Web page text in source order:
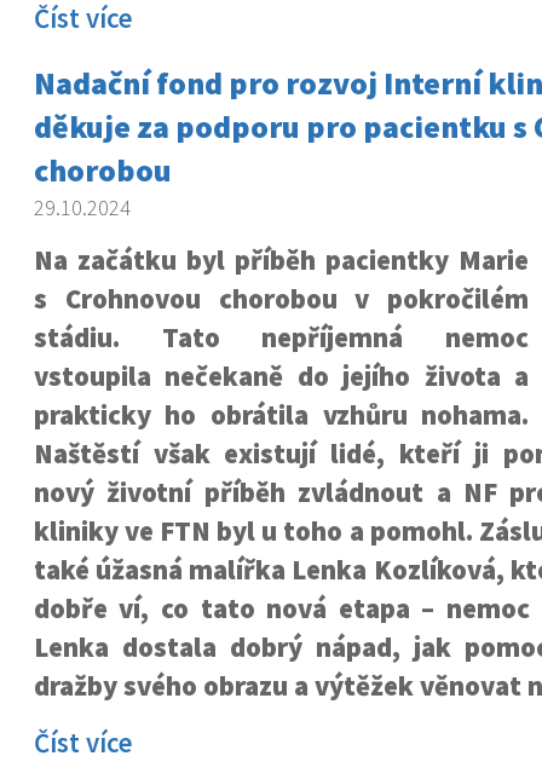
Číst více
Nadační fond pro rozvoj Interní
děkuje za podporu pro pacientku s
chorobou
29.10.2024
Na začátku byl příběh pacientky Marie
s Crohnovou chorobou v pokročilém
stádiu. Tato nepříjemná nemoc
vstoupila nečekaně do jejího života a
prakticky ho obrátila vzhůru nohama.
Naštěstí však existují lidé, kteří ji
nový životní příběh zvládnout a NF
kliniky ve FTN byl u toho a pomohl.
také úžasná malířka Lenka Kozlíková,
dobře ví, co tato nová etapa – nemoc
Lenka dostala dobrý nápad, jak
dražby svého obrazu a výtěžek věnovat
Číst více